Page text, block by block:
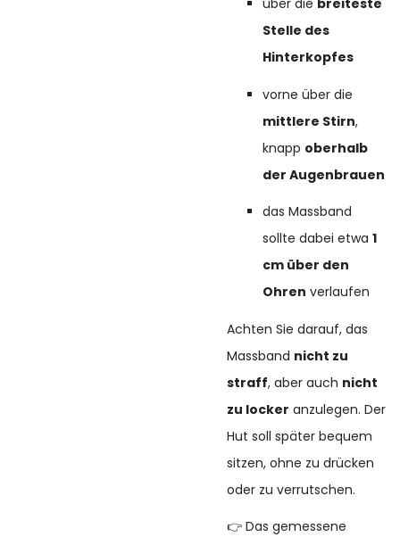
über die breiteste
Stelle des
Hinterkopfes
vorne über die
mittlere Stirn,
knapp oberhalb
der Augenbrauen
das Massband
sollte dabei etwa1
cm über den
Ohren verlaufen
Achten Sie darauf, das
Massband nicht zu
straff, aber auch nicht
zu locker anzulegen. Der
Hut soll später bequem
sitzen, ohne zu drücken
oder zu verrutschen.
👉 Das gemessene